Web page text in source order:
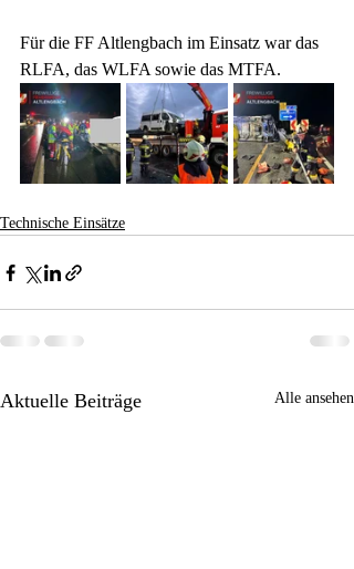
Für die FF Altlengbach im Einsatz war das
RLFA, das WLFA sowie das MTFA.
Technische Einsätze
Aktuelle Beiträge Alle ansehen